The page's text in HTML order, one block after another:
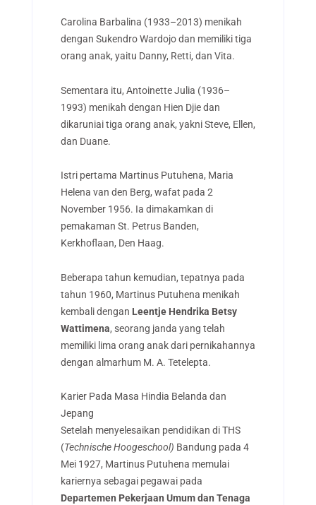
Carolina Barbalina (1933–2013) menikah
dengan Sukendro Wardojo dan memiliki tiga
orang anak, yaitu Danny, Retti, dan Vita.
Sementara itu, Antoinette Julia (1936–
1993) menikah dengan Hien Djie dan
dikaruniai tiga orang anak, yakni Steve, Ellen,
dan Duane.
Istri pertama Martinus Putuhena, Maria
Helena van den Berg, wafat pada 2
November 1956. Ia dimakamkan di
pemakaman St. Petrus Banden,
Kerkhoflaan, Den Haag.
Beberapa tahun kemudian, tepatnya pada
tahun 1960, Martinus Putuhena menikah
kembali dengan Leentje Hendrika Betsy
Wattimena, seorang janda yang telah
memiliki lima orang anak dari pernikahannya
dengan almarhum M. A. Tetelepta.
Karier Pada Masa Hindia Belanda dan
Jepang
Setelah menyelesaikan pendidikan di THS
(Technische Hoogeschool) Bandung pada 4
Mei 1927, Martinus Putuhena memulai
kariernya sebagai pegawai pada
Departemen Pekerjaan Umum dan Tenaga